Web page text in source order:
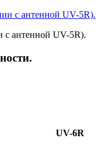
с антенной UV-5R).
UV-6R